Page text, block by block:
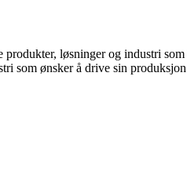
løsninger og industri
som ønsker å drive sin produksjon